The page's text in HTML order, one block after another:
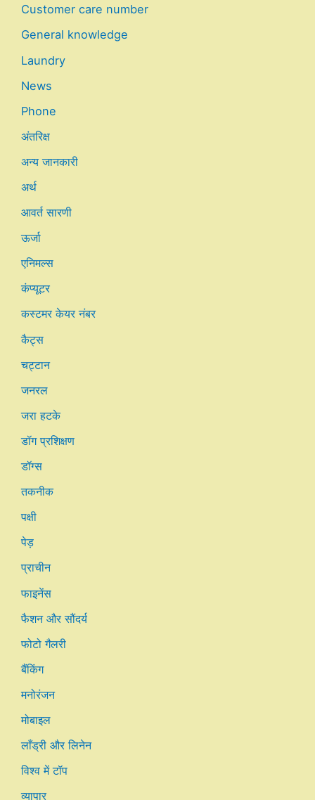
Customer care number
General knowledge
Laundry
News
Phone
अंतरिक्ष
अन्य जानकारी
अर्थ
आवर्त सारणी
ऊर्जा
एनिमल्स
कंप्यूटर
कस्टमर केयर नंबर
कैट्स
चट्टान
जनरल
जरा हटके
डॉग प्रशिक्षण
डॉग्स
तकनीक
पक्षी
पेड़
प्राचीन
फाइनेंस
फैशन और सौंदर्य
फोटो गैलरी
बैंकिंग
मनोरंजन
मोबाइल
लाँड्री और लिनेन
विश्व में टॉप
व्यापार